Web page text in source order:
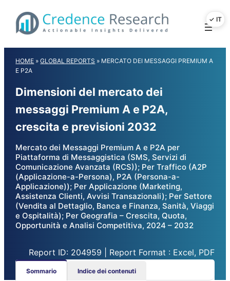
content
HOME »GLOBAL REPORTS » MERCATO DEI MESSAGGI PREMIUM A
E P2A
Dimensioni del mercato dei
messaggi Premium A e P2A,
crescita e previsioni 2032
Mercato dei Messaggi Premium A e P2A per
Piattaforma di Messaggistica (SMS, Servizi di
Comunicazione Avanzata (RCS)); Per Traffico (A2P
(Applicazione-a-Persona), P2A (Persona-a-
Applicazione)); Per Applicazione (Marketing,
Assistenza Clienti, Avvisi Transazionali); Per Settore
(Vendita al Dettaglio, Banca e Finanza, Sanità, Viaggi
e Ospitalità); Per Geografia – Crescita, Quota,
Opportunità e Analisi Competitiva, 2024 – 2032
Report ID: 204959 | Report Format : Excel, PDF
Sommario Indice dei contenuti